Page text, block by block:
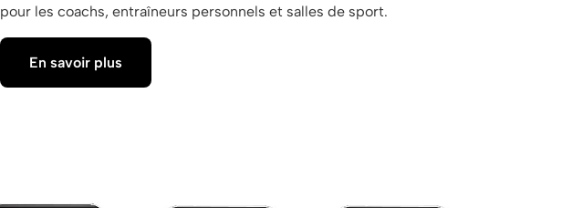
pour les coachs, entraîneurs personnels et salles de sport.
En savoir plus